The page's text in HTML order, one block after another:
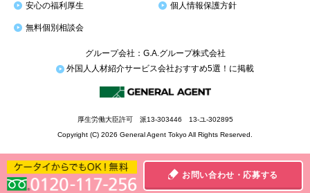
お問い合わせ・応募する
安心の福利厚生 個人情報保護方針
無料個別相談会
グループ会社：G.A.グループ株式会社
外国人人材紹介サービス会社おすすめ5選！に掲載
厚生労働大臣許可 派13-303446 13-ユ-302895
Copyright (C) 2026 General Agent Tokyo All Rights Reserved.